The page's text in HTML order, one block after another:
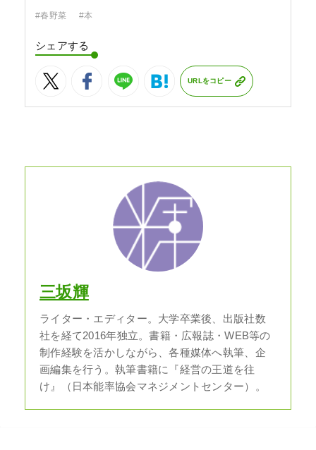
#春野菜 #本
シェアする
URLをコピー
三坂輝
ライター・エディター。大学卒業後、出版社数
社を経て2016年独立。書籍・広報誌・WEB等の
制作経験を活かしながら、各種媒体へ執筆、企
画編集を行う。執筆書籍に『経営の王道を往
け』（日本能率協会マネジメントセンター）。